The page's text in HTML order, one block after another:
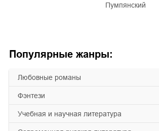
Популярные жанры:
любовные романы
фэнтези
учебная и научная литература
Пумпянский